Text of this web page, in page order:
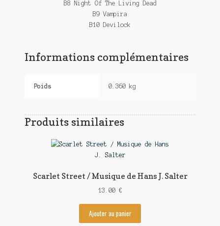
B8 Night Of The Living Dead
B9 Vampira
B10 Devilock
Informations complémentaires
Poids 0.360 kg
Produits similaires
Scarlet Street / Musique de Hans J. Salter
13.00 €
Ajouter au panier